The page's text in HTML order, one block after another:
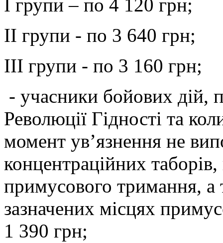
I групи – по 4 120 грн;
II групи - по 3 640 грн;
III групи - по 3 160 грн;
- учасники бойових дій,
Революції Гідності та
момент ув’язнення не
концентраційних
примусового тримання, а
зазначених місцях
1 390 грн;